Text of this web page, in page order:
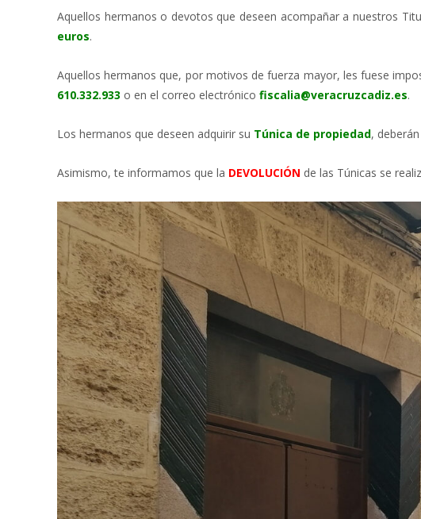
Aquellos hermanos o devotos que deseen acompañar a nuestros
euros.
Aquellos hermanos que, por motivos de fuerza mayor, les fuese
610.332.933 o en el correo electrónico fiscalia@veracruzcadiz.es.
Los hermanos que deseen adquirir su Túnica de propiedad,
Asimismo, te informamos que la DEVOLUCIÓN de las Túnicas se